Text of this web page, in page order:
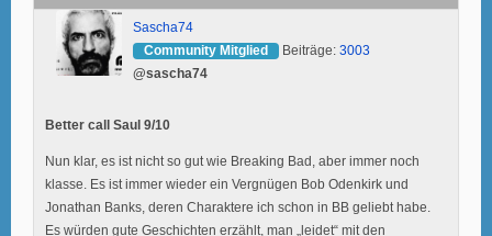
Sascha74
Community Mitglied
Beiträge: 3003
@sascha74
Better call Saul 9/10
Nun klar, es ist nicht so gut wie Breaking Bad, aber immer noch
klasse. Es ist immer wieder ein Vergnügen Bob Odenkirk und
Jonathan Banks, deren Charaktere ich schon in BB geliebt habe.
Es würden gute Geschichten erzählt, man „leidet“ mit den